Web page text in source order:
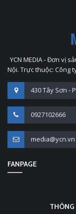
YCN MEDIA - Đơn vị
Nội. Trực thuộc: Công
430 Tây Sơn -
0927102666
media@ycn.vn
FANPAGE
THÔNG